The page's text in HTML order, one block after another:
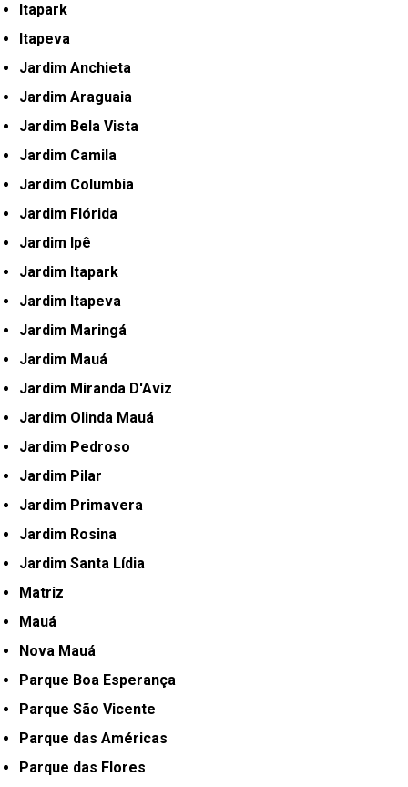
Itapark
Itapeva
Jardim Anchieta
Jardim Araguaia
Jardim Bela Vista
Jardim Camila
Jardim Columbia
Jardim Flórida
Jardim Ipê
Jardim Itapark
Jardim Itapeva
Jardim Maringá
Jardim Mauá
Jardim Miranda D'Aviz
Jardim Olinda Mauá
Jardim Pedroso
Jardim Pilar
Jardim Primavera
Jardim Rosina
Jardim Santa Lídia
Matriz
Mauá
Nova Mauá
Parque Boa Esperança
Parque São Vicente
Parque das Américas
Parque das Flores